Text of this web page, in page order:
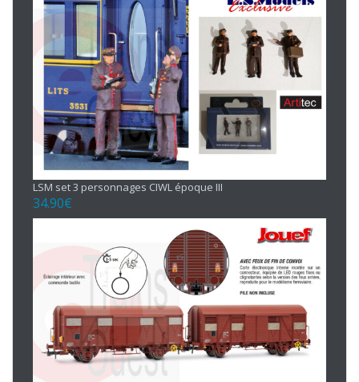
LSM set 3 personnages CIWL époque III
34.90€